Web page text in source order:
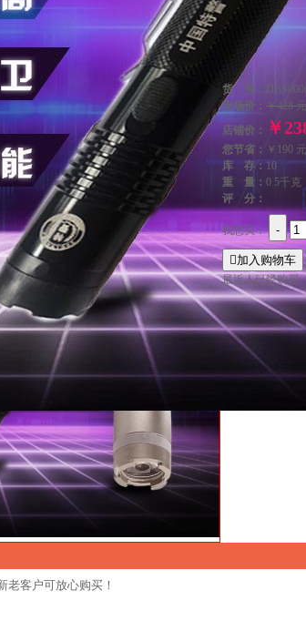
货 号：
市场价： ￥428 元
店铺价：
￥
您节省： ￥190
库 存：10
重 量： 0.5千克
评 分：
我想买： -
 加入购物车
最近人已经购买
分享到：
客户可放心购买！